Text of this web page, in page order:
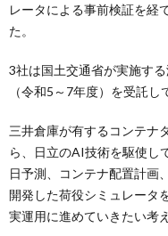
レータによる事前検証を経
た。
3社は国土交通省が実施す
（令和5～7年度）を受託し
三井倉庫が有するコンテナ
ら、日立のAI技術を駆使し
日予測、コンテナ配置計画
開発した荷役シミュレータ
実運用に進めていきたい考え